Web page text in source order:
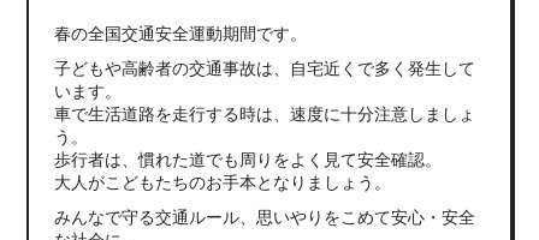
春の全国交通安全運動期間です。
子どもや高齢者の交通事故は、自宅近くで多く発生して
います。
車で生活道路を走行する時は、速度に十分注意しましょ
う。
歩行者は、慣れた道でも周りをよく見て安全確認。
大人がこどもたちのお手本となりましょう。
みんなで守る交通ルール、思いやりをこめて安心・安全